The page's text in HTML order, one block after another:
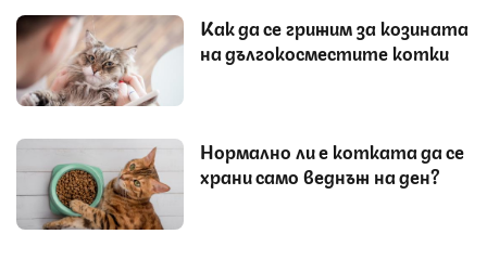
Как да се грижим за козината
на дългокосместите котки
Нормално ли е котката да се
храни само веднъж на ден?